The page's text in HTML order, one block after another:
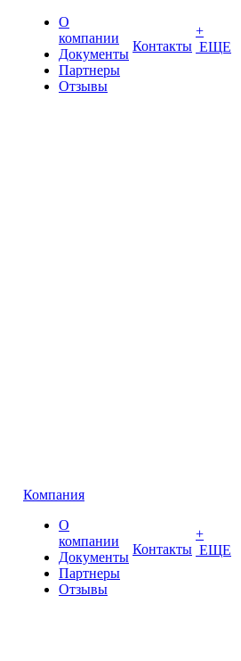
О
компании
Документы
Партнеры
Отзывы
Контакты
+
ЕЩЕ
Компания
О
компании
Документы
Партнеры
Отзывы
Контакты
+
ЕЩЕ